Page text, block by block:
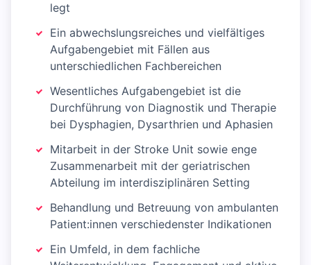
legt
Ein abwechslungsreiches und vielfältiges
Aufgabengebiet mit Fällen aus
unterschiedlichen Fachbereichen
Wesentliches Aufgabengebiet ist die
Durchführung von Diagnostik und Therapie
bei Dysphagien, Dysarthrien und Aphasien
Mitarbeit in der Stroke Unit sowie enge
Zusammenarbeit mit der geriatrischen
Abteilung im interdisziplinären Setting
Behandlung und Betreuung von ambulanten
Patient:innen verschiedenster Indikationen
Ein Umfeld, in dem fachliche